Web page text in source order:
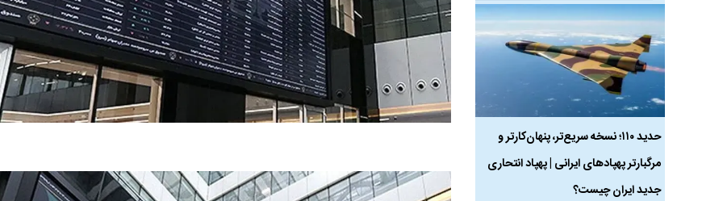
حدید ۱۱۰؛ نسخه سریع‌تر، پنهان‌کارتر و
مرگبارتر پهپادهای ایرانی | پهپاد انتحاری
جدید ایران چیست؟
جدید ایران